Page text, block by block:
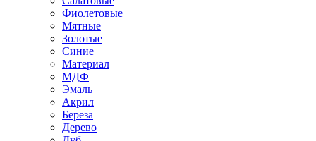
Фиолетовые
Мятные
Золотые
Синие
Материал
МДФ
Эмаль
Акрил
Береза
Дерево